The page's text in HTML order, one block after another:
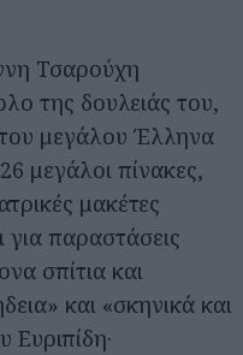
Τσαρούχη
της δουλειάς του,
μεγάλου Έλληνα
μεγάλοι πίνακες,
μακέτες
για παραστάσεις
σπίτια και
και «σκηνικά και
Ευριπίδη·